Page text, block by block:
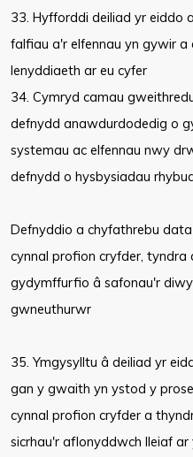
33. Hyfforddi deiliad yr eiddo
falfiau a'r elfennau yn gywir
lenyddiaeth ar eu cyfer
34. Cymryd camau
defnydd anawdurdodedig o
systemau ac elfennau nwy
defnydd o hysbysiadau
Defnyddio a chyfathrebu
cynnal profion cryfder, tyndra
gydymffurfio â safonau'r
gwneuthurwr
35. Ymgysylltu â deiliad yr
gan y gwaith yn ystod y
cynnal profion cryfder a
sicrhau'r aflonyddwch lleiaf